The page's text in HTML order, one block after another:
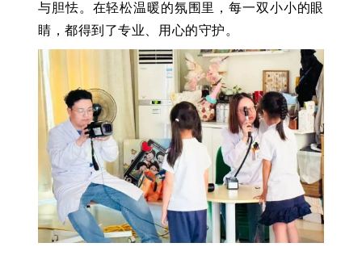
与胆怯。在轻松温暖的氛围里，每一双小小的眼
睛，都得到了专业、用心的守护。